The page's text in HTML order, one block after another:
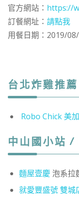
官方網站： https://
訂餐網址： 請點我
用餐日期：2019/
台北炸雞推薦
Robo Chick 美
中山國小站 /
麵屋壹慶泡系拉
就愛豐盛號 雙城